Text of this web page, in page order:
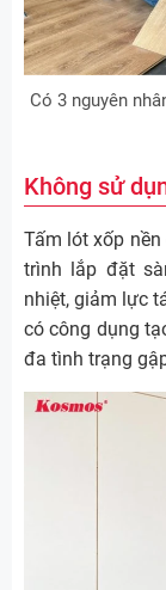
Có 3 nguyên
Không sử
Tấm lót xốp
trình lắp đặt
nhiệt, giảm lực
có công dụng
đa tình trạng